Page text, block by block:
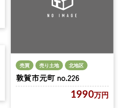
売買 売り土地 北地区
敦賀市元町 no.226
1990万円